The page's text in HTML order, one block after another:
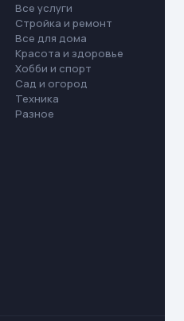
Все услуги
Стройка и ремонт
Все для дома
Красота и здоровье
Хобби и спорт
Сад и огород
Техника
Разное